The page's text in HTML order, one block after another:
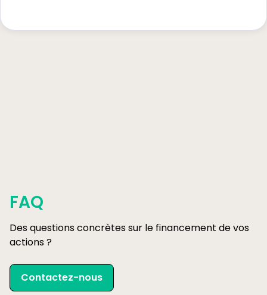
FAQ
Des questions concrètes sur le financement de vos
actions ?
Contactez-nous